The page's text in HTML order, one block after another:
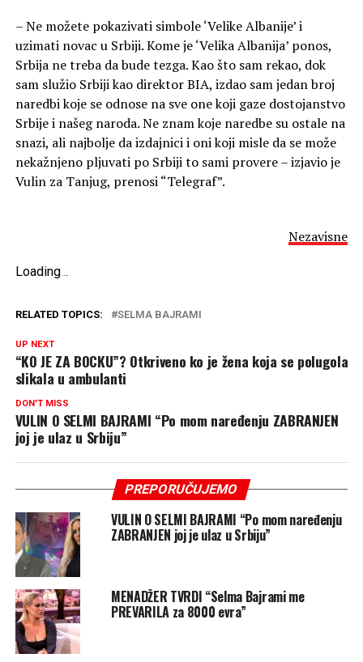
– Ne možete pokazivati simbole ‘Velike Albanije’ i
uzimati novac u Srbiji. Kome je ‘Velika Albanija’ ponos,
Srbija ne treba da bude tezga. Kao što sam rekao, dok
sam služio Srbiji kao direktor BIA, izdao sam jedan broj
naredbi koje se odnose na sve one koji gaze dostojanstvo
Srbije i našeg naroda. Ne znam koje naredbe su ostale na
snazi, ali najbolje da izdajnici i oni koji misle da se može
nekažnjeno pljuvati po Srbiji to sami provere – izjavio je
Vulin za Tanjug, prenosi “Telegraf”.
Nezavisne
Loading...
RELATED TOPICS: SELMA BAJRAMI
UP NEXT
“KO JE ZA BOCKU”? Otkriveno ko je žena koja se polugola
slikala u ambulanti
DON'T MISS
VULIN O SELMI BAJRAMI “Po mom naređenju ZABRANJEN
joj je ulaz u Srbiju”
PREPORUČUJEMO
VULIN O SELMI BAJRAMI “Po mom naređenju
ZABRANJEN joj je ulaz u Srbiju”
MENADŽER TVRDI “Selma Bajrami me
PREVARILA za 8000 evra”